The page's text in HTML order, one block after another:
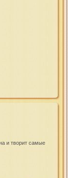
и творит самые